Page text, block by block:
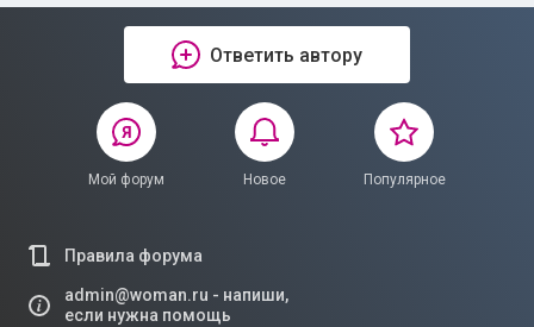
Ответить автору
Мой форум Новое Популярное
Правила форума
admin@woman.ru - напиши,
если нужна помощь